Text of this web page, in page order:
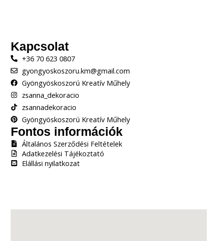
Kapcsolat
+36 70 623 0807
gyongyoskoszoru.km@gmail.com
Gyöngyöskoszorú Kreatív Műhely
zsanna_dekoracio
zsannadekoracio
Gyöngyöskoszorú Kreatív Műhely
Fontos információk
Általános Szerződési Feltételek
Adatkezelési Tájékoztató
Elállási nyilatkozat